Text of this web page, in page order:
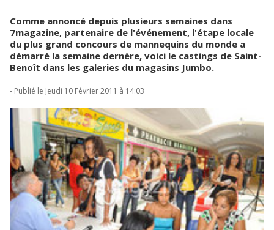
Comme annoncé depuis plusieurs semaines dans
7magazine, partenaire de l'événement, l'étape locale
du plus grand concours de mannequins du monde a
démarré la semaine dernère, voici le castings de Saint-
Benoît dans les galeries du magasins Jumbo.
- Publié le Jeudi 10 Février 2011 à 14:03